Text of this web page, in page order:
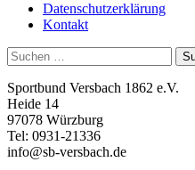
Datenschutzerklärung
Kontakt
Suchen
nach:
Sportbund Versbach 1862 e.V.
Heide 14
97078 Würzburg
Tel: 0931-21336
info@sb-versbach.de